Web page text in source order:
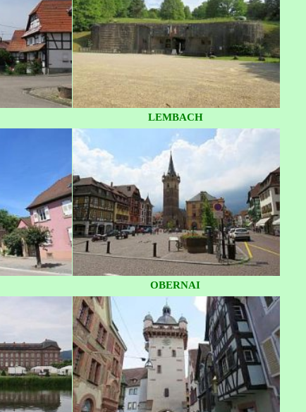
LEMBACH
OBERNAI